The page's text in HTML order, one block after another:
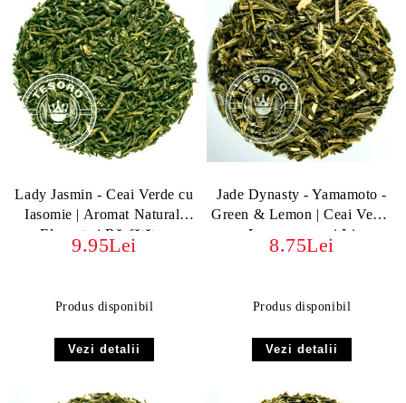
Lady Jasmin - Ceai Verde cu
Iasomie | Aromat Natural,
Elegant și Răsfățător
9.95Lei
Produs disponibil
Vezi detalii
Jade Dynasty - Yamamoto -
Green & Lemon | Ceai Verde
cu Lemongrass și Lime
8.75Lei
Produs disponibil
Vezi detalii